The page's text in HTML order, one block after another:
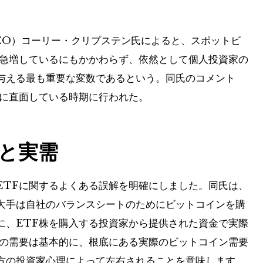
）コーリー・クリプステン氏によると、スポットビ
しているにもかかわらず、依然として個人投資家の
る最も重要な変数であるという。同氏のコメント
面している時期に行われた。
実需
に関するよくある誤解を明確にしました。同氏は、
は自社のバランスシートのためにビットコインを購
、ETF株を購入する投資家から提供された資金で実際
要は基本的に、根底にある実際のビットコイン需要